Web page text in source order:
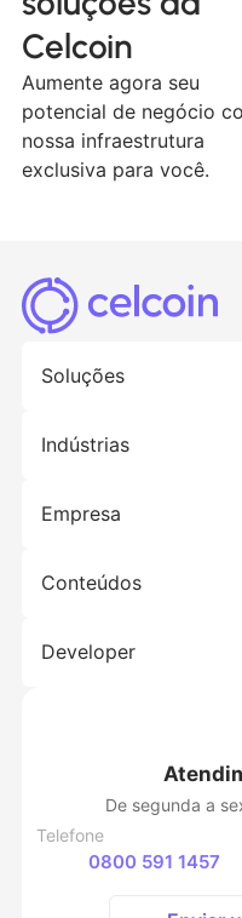
Celcoin
Aumente agora seu
potencial de negócio
nossa infraestrutura
exclusiva para você.
Soluções
Indústrias
Empresa
Conteúdos
Developer
De segunda a
Telefone
0800 591 1457